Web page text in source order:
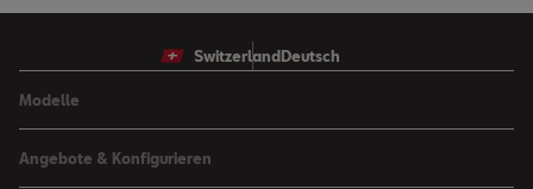
Ukraine
Switzerland Deutsch
Modelle
Angebote & Konfigurieren